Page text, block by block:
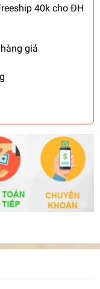
40k cho ĐH
giả